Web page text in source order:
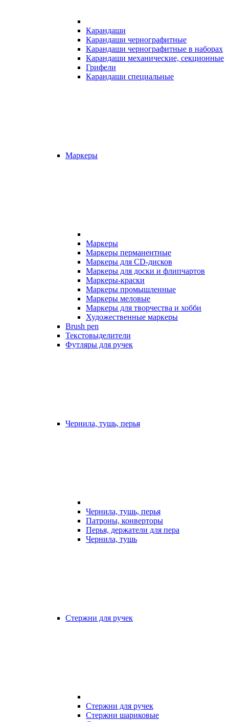
Карандаши
Карандаши чернографитные
Карандаши чернографитные в наборах
Карандаши механические, секционные
Грифели
Карандаши специальные
Маркеры
Маркеры
Маркеры перманентные
Маркеры для CD-дисков
Маркеры для доски и флипчартов
Маркеры-краски
Маркеры промышленные
Маркеры меловые
Маркеры для творчества и хобби
Художественные маркеры
Brush pen
Текстовыделители
Футляры для ручек
Чернила, тушь, перья
Чернила, тушь, перья
Патроны, конверторы
Перья, держатели для пера
Чернила, тушь
Стержни для ручек
Стержни для ручек
Стержни шариковые